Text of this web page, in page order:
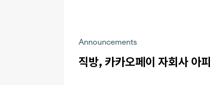
Announcements
직방, 카카오페이 자회사 아